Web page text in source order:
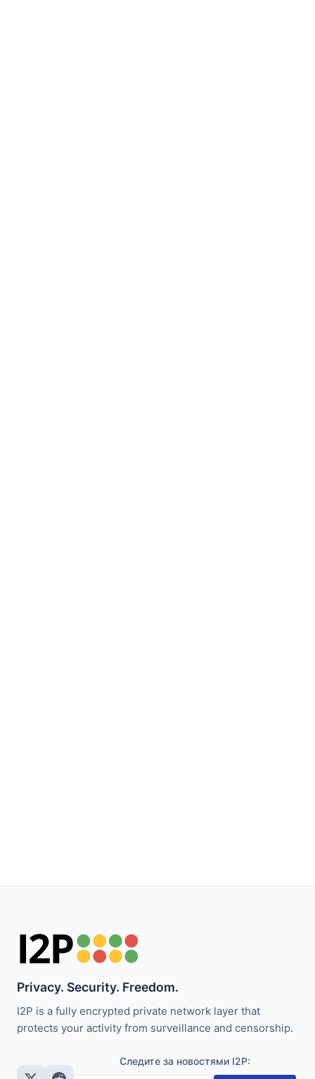
Privacy. Security. Freedom.
I2P is a fully encrypted private network layer that
protects your activity from surveillance and censorship.
Следите за новостями I2P: